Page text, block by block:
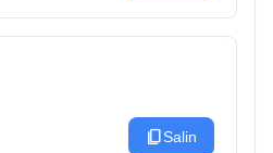
content_copySalin